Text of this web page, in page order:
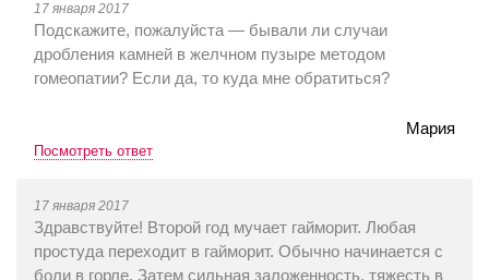
17 января 2017
Подскажите, пожалуйста — бывали ли случаи
дробления камней в желчном пузыре методом
гомеопатии? Если да, то куда мне обратиться?
Мария
Посмотреть ответ
17 января 2017
Здравствуйте! Второй год мучает гайморит. Любая
простуда переходит в гайморит. Обычно начинается с
боли в горле. Затем сильная заложенность, тяжесть в